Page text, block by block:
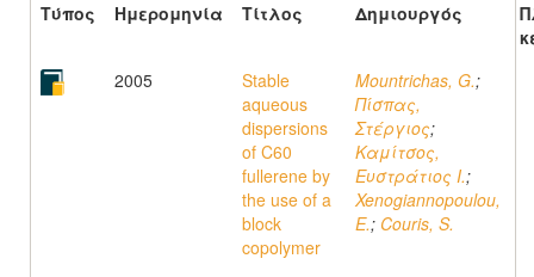
Τύπος
Ημερομηνία Τίτλος Δημιουργός
2005
Stable
aqueous
dispersions
of C60
fullerene by
the use of a
block
copolymer
Mountrichas, G.;
Πίσπας,
Στέργιος;
Καμίτσος,
Ευστράτιος Ι.;
Xenogiannopoulou,
E.; Couris, S.